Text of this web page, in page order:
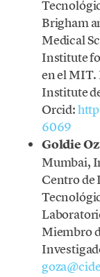
Brigham
Medical
Institute
en el MIT.
Institute
Orcid:
6069
Goldie
Mumbai,
Centro de
Miembro